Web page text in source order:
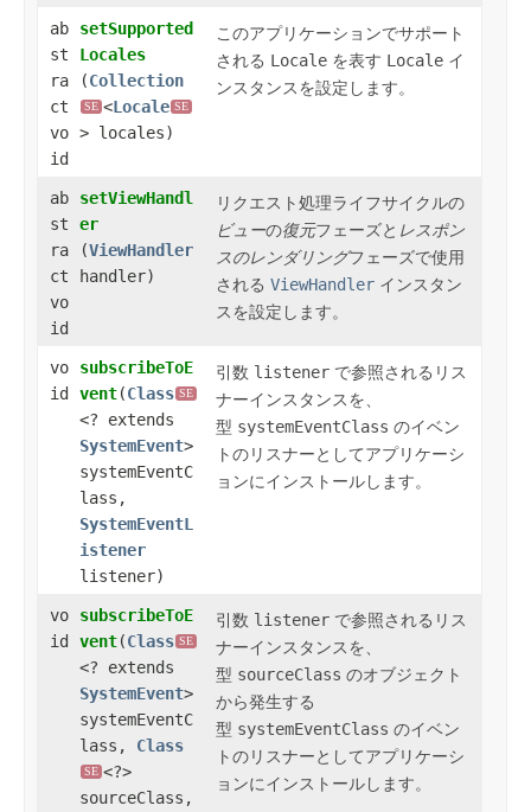
ab
st
ra
ct
vo
id
setSupported
Locales
(Collection
SE <Locale SE
> locales)
このアプリケーションでサポート
される Locale を表す Locale イ
ンスタンスを設定します。
ab
st
ra
ct
vo
id
setViewHandl
er
(ViewHandler
handler)
リクエスト処理ライフサイクルの
ビューの復元フェーズと レスポン
スのレンダリングフェーズで使用
される ViewHandler インスタン
スを設定します。
vo
id
subscribeToE
vent​(Class SE
<? extends
SystemEvent>
systemEventC
lass,
SystemEventL
istener
listener)
引数 listener で参照されるリス
ナーインスタンスを、
型 systemEventClass のイベン
トのリスナーとしてアプリケーシ
ョンにインストールします。
vo
id
subscribeToE
vent​(Class SE
<? extends
SystemEvent>
systemEventC
lass, Class
SE <?>
sourceClass,
引数 listener で参照されるリス
ナーインスタンスを、
型 sourceClass のオブジェクト
から発生する
型 systemEventClass のイベン
トのリスナーとしてアプリケーシ
ョンにインストールします。